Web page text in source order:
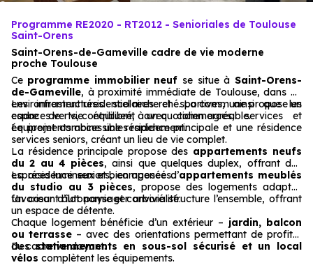
Programme RE2020 - RT2012 - Senioriales de Toulouse
Saint-Orens
Saint-Orens-de-Gameville cadre de vie moderne
proche Toulouse
Ce programme immobilier neuf se situe à Saint-Orens-
de-Gameville, à proximité immédiate de Toulouse, dans un
environnement résidentiel recherché. La commune propose un
cadre de vie équilibré, avec commerces, services et
équipements accessibles rapidement.
Les infrastructures scolaires et sportives, ainsi que les
espaces verts, contribuent à un quotidien agréable.
Le projet combine une résidence principale et une résidence
services seniors, créant un lieu de vie complet.
La résidence principale propose des appartements neufs
du 2 au 4 pièces, ainsi que quelques duplex, offrant des
espaces lumineux et bien agencés.
La résidence seniors, composée d’appartements meublés
du studio au 3 pièces, propose des logements adaptés
favorisant autonomie et convivialité.
Un cœur d’îlot paysager arboré structure l’ensemble, offrant
un espace de détente.
Chaque logement bénéficie d’un extérieur – jardin, balcon
ou terrasse – avec des orientations permettant de profiter
du cadre verdoyant.
Desstationnements en sous-sol sécurisé et un local
vélos complètent les équipements.